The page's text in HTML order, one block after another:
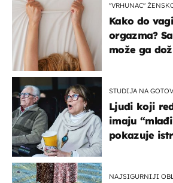
"VRHUNAC"
Kako do
orgazma?
može ga
STUDIJA NA
Ljudi koji
imaju
pokazuje
NAJSIGURNIJI